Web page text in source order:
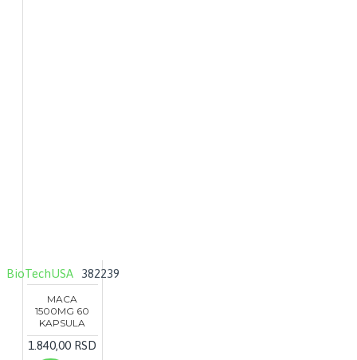
BioTechUSA 382239
MACA
1500MG 60
KAPSULA
1.840,00 RSD